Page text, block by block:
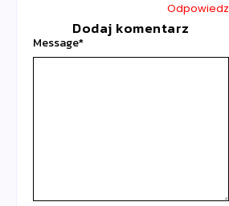
Odpowiedz
Dodaj komentarz
Message*